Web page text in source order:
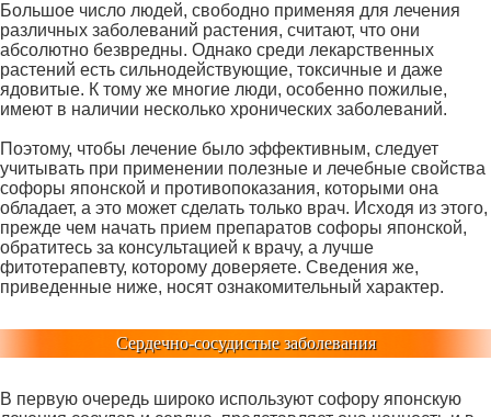
Большое число людей, свободно применяя для лечения
различных заболеваний растения, считают, что они
абсолютно безвредны. Однако среди лекарственных
растений есть сильнодействующие, токсичные и даже
ядовитые. К тому же многие люди, особенно пожилые,
имеют в наличии несколько хронических заболеваний.
Поэтому, чтобы лечение было эффективным, следует
учитывать при применении полезные и лечебные свойства
софоры японской и противопоказания, которыми она
обладает, а это может сделать только врач. Исходя из этого,
прежде чем начать прием препаратов софоры японской,
обратитесь за консультацией к врачу, а лучше
фитотерапевту, которому доверяете. Сведения же,
приведенные ниже, носят ознакомительный характер.
Сердечно-сосудистые заболевания
В первую очередь широко используют софору японскую